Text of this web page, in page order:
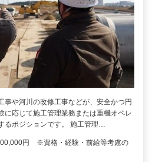
事や河川の改修工事などが、安全かつ円
に応じて施工管理業務または重機オペレ
るポジションです。 施工管理…
円 ※資格・経験・前給等考慮の